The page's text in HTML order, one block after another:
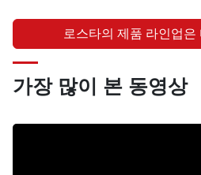
로스타의 제품 라인업
가장 많이 본 동영상